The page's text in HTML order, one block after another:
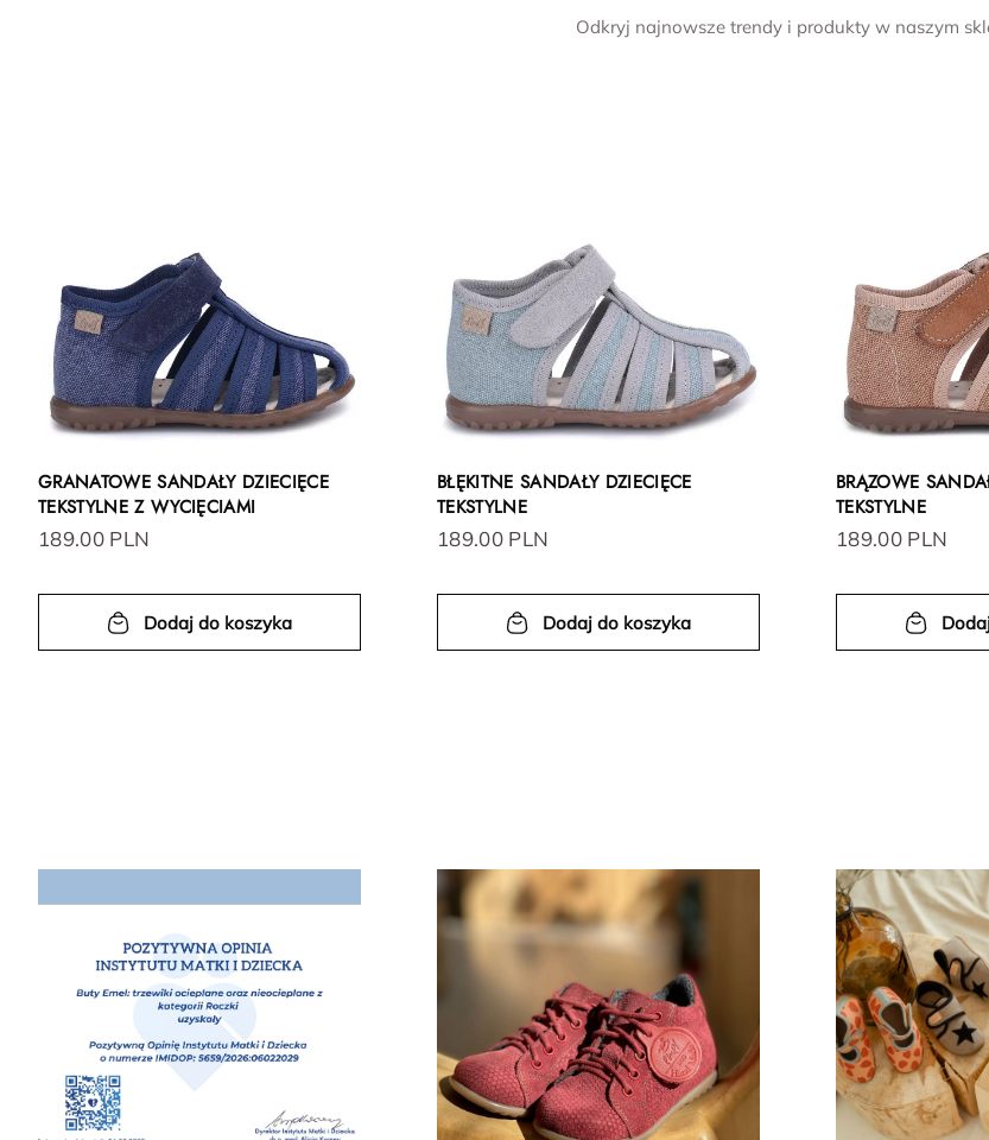
Odkryj najnowsze trendy i produkty w naszym
GRANATOWE SANDAŁY DZIECIĘCE
TEKSTYLNE Z WYCIĘCIAMI
189.00 PLN
Dodaj do koszyka
BŁĘKITNE SANDAŁY DZIECIĘCE
TEKSTYLNE
189.00 PLN
Dodaj do koszyka
BRĄZOWE
TEKSTYLNE
189.00 PLN